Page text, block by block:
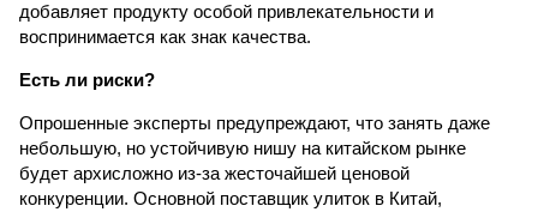
добавляет продукту особой привлекательности и
воспринимается как знак качества.
Есть ли риски?
Опрошенные эксперты предупреждают, что занять даже
небольшую, но устойчивую нишу на китайском рынке
будет архисложно из-за жесточайшей ценовой
конкуренции. Основной поставщик улиток в Китай,